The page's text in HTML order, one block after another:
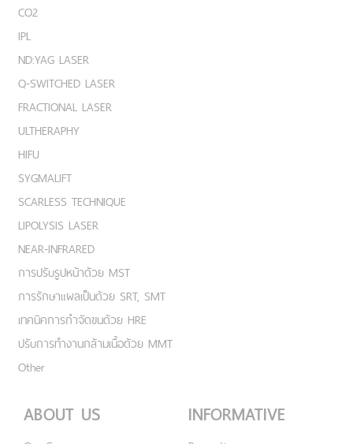
CO2
IPL
ND:YAG LASER
Q-SWITCHED LASER
FRACTIONAL LASER
ULTHERAPHY
HIFU
SYGMALIFT
SCARLESS TECHNIQUE
LIPOLYSIS LASER
NEAR-INFRARED
การปรับรูปหน้าด้วย MST
การรักษาแผลเป็นด้วย SRT, SMT
เทคนิคการกำจัดขนด้วย HRE
ปรับการทำงานกล้ามเนื้อด้วย MMT
Other
ABOUT US INFORMATIVE